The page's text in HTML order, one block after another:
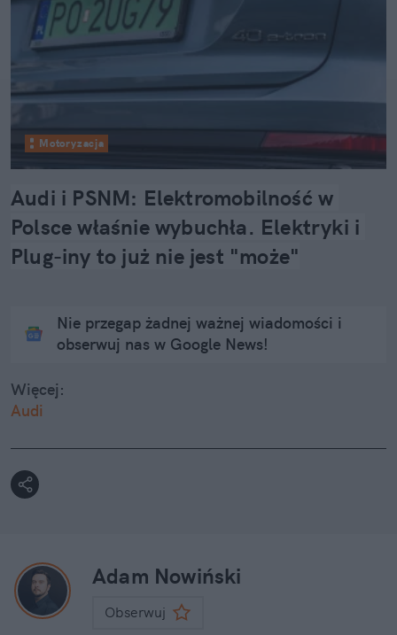
Motoryzacja
Audi i PSNM: Elektromobilność w
Polsce właśnie wybuchła. Elektryki i
Plug-iny to już nie jest "może"
Nie przegap żadnej ważnej wiadomości i
obserwuj nas w Google News!
Więcej:
Audi
Adam Nowiński
Obserwuj